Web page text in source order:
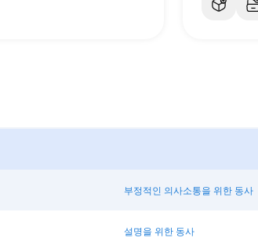
부정적인 의사소통을 위한 동사
설명을 위한 동사